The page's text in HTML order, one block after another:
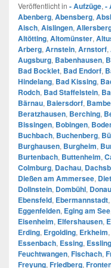
Veröffentlicht in - Aufzüge, -
Abenberg, Abensberg,
Aisch, Aislingen,
Altötting, Altomünster,
Arberg, Arnstein, Arnstorf,
Augsburg, Babenhausen,
Bad Bocklet, Bad Endorf,
Hindelang, Bad Kissing,
Rodch, Bad Staffelstein,
Bärnau, Baiersdorf,
Beratzhausen, Berching,
Bissingen, Bobingen,
Buchbach, Buchenberg,
Burghausen, Burgheim,
Burtenbach, Buttenheim,
Colmburg, Dachau,
Dießen am Ammersee,
Dollnstein, Dombühl,
Ebensfeld, Ebermannstadt,
Eggenfelden, Eging am See
Eisenheim, Elfershausen,
Erding, Ergolding, Erkheim,
Essenbach, Essing,
Feuchtwangen, Fischach,
Freyung, Friedberg,